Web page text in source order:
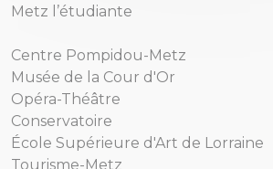
Metz l’étudiante
Centre Pompidou-Metz
Musée de la Cour d'Or
Opéra-Théâtre
Conservatoire
École Supérieure d'Art de Lorraine
Tourisme-Metz